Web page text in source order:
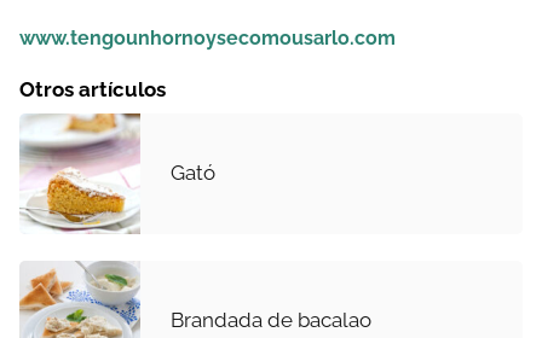
www.tengounhornoysecomousarlo.com
Otros artículos
Gató
Brandada de bacalao